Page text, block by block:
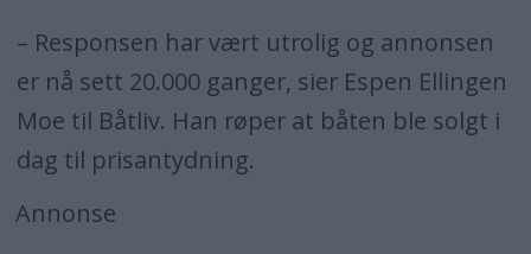
– Responsen har vært utrolig og annonsen
er nå sett 20.000 ganger, sier Espen Ellingen
Moe til Båtliv. Han røper at båten ble solgt i
dag til prisantydning.
Annonse